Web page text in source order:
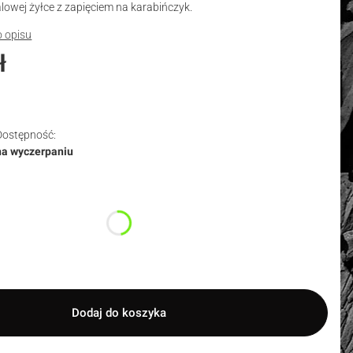
żyłce z zapięciem na karabińczyk.
opisu
wyczerpaniu
Dodaj do koszyka